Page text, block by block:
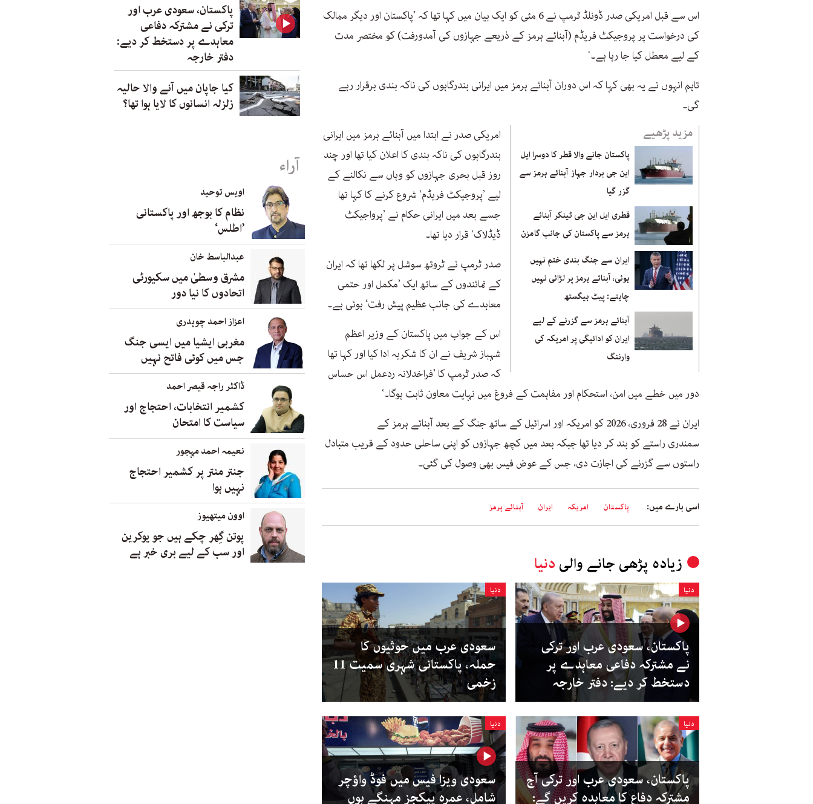
اس سے قبل امریکی صدر ڈونلڈ ٹرمپ نے 6 مئی کو ایک بیان میں کہا تھا کہ ’پاکستان اور دیگر ممالک
کی درخواست پر پروجیکٹ فریڈم (آبنائے ہرمز کے ذریعے جہازوں کی آمدورفت) کو مختصر مدت
کے لیے معطل کیا جا رہا ہے۔‘
تاہم انہوں نے یہ بھی کہا کہ اس دوران آبنائے ہرمز میں ایرانی بندرگاہوں کی ناکہ بندی برقرار رہے
گی۔
مزید پڑھیے
پاکستان جانے والا قطر کا دوسرا ایل
این جی بردار جہاز آبنائے ہرمز سے
گزر گیا
قطری ایل این جی ٹینکر آبنائے
ہرمز سے پاکستان کی جانب گامزن
ایران سے جنگ بندی ختم نہیں
ہوئی، آبنائے ہرمز پر لڑائی نہیں
چاہتے: پیٹ ہیگستھ
آبنائے ہرمز سے گزرنے کے لیے
ایران کو ادائیگی پر امریکہ کی
وارننگ
امریکی صدر نے ابتدا میں آبنائے ہرمز میں ایرانی
بندرگاہوں کی ناکہ بندی کا اعلان کیا تھا اور چند
روز قبل بحری جہازوں کو وہاں سے نکالنے کے
لیے ’پروجیکٹ فریڈم‘ شروع کرنے کا کہا تھا
جسے بعد میں ایرانی حکام نے ’پرواجیکٹ
ڈیڈلاک‘ قرار دیا تھا۔
صدر ٹرمپ نے ٹروتھ سوشل پر لکھا تھا کہ ایران
کے نمائندوں کے ساتھ ایک ’مکمل اور حتمی
معاہدے کی جانب عظیم پیش رفت‘ ہوئی ہے۔
اس کے جواب میں پاکستان کے وزیر اعظم
شہباز شریف نے ان کا شکریہ ادا کیا اور کہا تھا
کہ صدر ٹرمپ کا ’فراخدلانہ ردعمل اس حساس
دور میں خطے میں امن، استحکام اور مفاہمت کے فروغ میں نہایت معاون ثابت ہوگا۔‘
ایران نے 28 فروری، 2026 کو امریکہ اور اسرائیل کے ساتھ جنگ کے بعد آبنائے ہرمز کے
سمندری راستے کو بند کر دیا تھا جبکہ بعد میں کچھ جہازوں کو اپنی ساحلی حدود کے قریب متبادل
راستوں سے گزرنے کی اجازت دی، جس کے عوض فیس بھی وصول کی گئی۔
اسی بارے میں: پاکستان امریکہ ایران آبنائے ہرمز
زیادہ پڑھی جانے والی دنیا
دنیا
پاکستان، سعودی عرب اور ترکی
نے مشترکہ دفاعی معاہدے پر
دستخط کر دیے: دفتر خارجہ
دنیا
سعودی عرب میں حوثیوں کا
حملہ، پاکستانی شہری سمیت 11
زخمی
دنیا
پاکستان، سعودی عرب اور ترکی آج
مشترکہ دفاع کا معاہدہ کریں گے:
دنیا
سعودی ویزا فیس میں فوڈ واؤچر
شامل، عمرہ پیکجز مہنگے ہوں
پاکستان، سعودی عرب اور
ترکی نے مشترکہ دفاعی
معاہدے پر دستخط کر دیے:
دفتر خارجہ
کیا جاپان میں آنے والا حالیہ
زلزلہ انسانوں کا لایا ہوا تھا؟
آراء
اویس توحید
نظام کا بوجھ اور پاکستانی
’اطلس‘
عبدالباسط خان
مشرق وسطیٰ میں سکیورٹی
اتحادوں کا نیا دور
اعزاز احمد چوہدری
مغربی ایشیا میں ایسی جنگ
جس میں کوئی فاتح نہیں
ڈاکٹر راجہ قیصر احمد
کشمیر انتخابات، احتجاج اور
سیاست کا امتحان
نعیمہ احمد مہجور
جنتر منتر پر کشمیر احتجاج
نہیں ہوا
اوون میتھیوز
پوتن گِھر چکے ہیں جو یوکرین
اور سب کے لیے بری خبر ہے